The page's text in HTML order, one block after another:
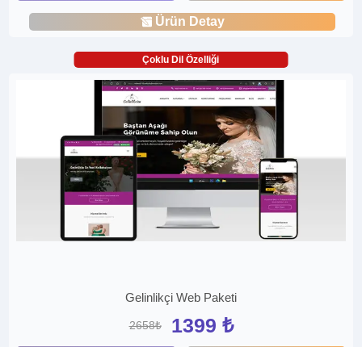
Ürün Detay
Çoklu Dil Özelliği
Gelinlikçi Web Paketi
2658₺ 1399 ₺